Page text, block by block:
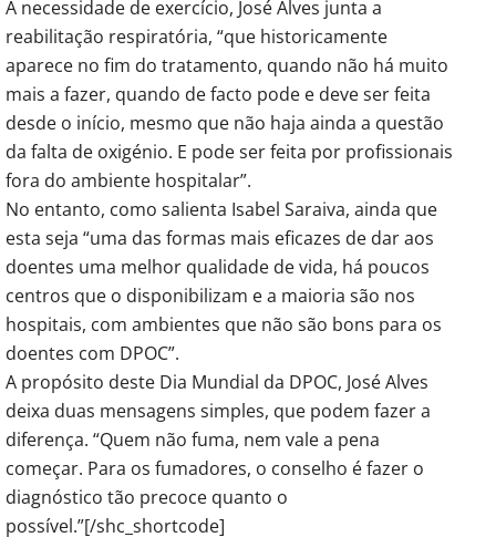
À necessidade de exercício, José Alves junta a
reabilitação respiratória, “que historicamente
aparece no fim do tratamento, quando não há muito
mais a fazer, quando de facto pode e deve ser feita
desde o início, mesmo que não haja ainda a questão
da falta de oxigénio. E pode ser feita por profissionais
fora do ambiente hospitalar”.
No entanto, como salienta Isabel Saraiva, ainda que
esta seja “uma das formas mais eficazes de dar aos
doentes uma melhor qualidade de vida, há poucos
centros que o disponibilizam e a maioria são nos
hospitais, com ambientes que não são bons para os
doentes com DPOC”.
A propósito deste Dia Mundial da DPOC, José Alves
deixa duas mensagens simples, que podem fazer a
diferença. “Quem não fuma, nem vale a pena
começar. Para os fumadores, o conselho é fazer o
diagnóstico tão precoce quanto o
possível.”[/shc_shortcode]